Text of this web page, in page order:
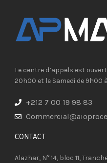
Le centre d’appels est
20h00 et le Samedi de 9h00
+212 7 00 19 98 83
CONTACT​
Alazhar, N° 14, bloc 11,